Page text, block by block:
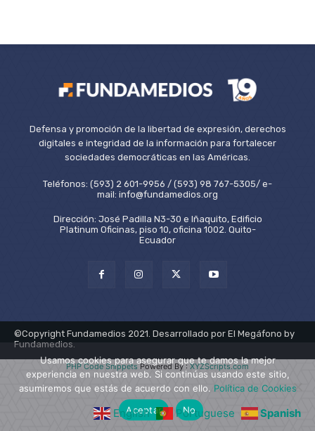
Defensa y promoción de la libertad de expresión, derechos
digitales e integridad de la información para fortalecer
sociedades democráticas en las Américas.
Teléfonos: (593) 2 601-9956 / (593) 98 767-5305/ e-
mail: info@fundamedios.org
Dirección: José Padilla N3-30 e Iñaquito, Edificio
Platinum Oficinas, piso 10, oficina 1002. Quito-
Ecuador
©Copyright Fundamedios 2021. Desarrollado por El Megáfono by
Fundamedios.
English Portuguese Spanish
PHP Code SnippetsPowered By :XYZScripts.com
Usamos cookies para asegurar que te damos la mejor
experiencia en nuestra web. Si continúas usando este sitio,
asumiremos que estás de acuerdo con ello. Política de Cookies
Aceptar
No